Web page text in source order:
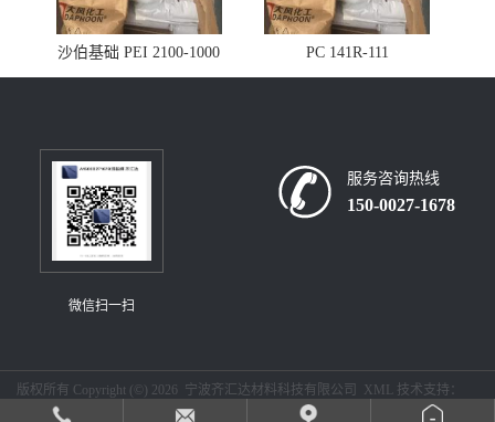
沙伯基础 PEI 2100-1000 PC 141R-111
微信扫一扫
服务咨询热线
150-0027-1678
版权所有 Copyright (©) 2026 宁波齐汇达材料科技有限公司 XML
技术支持：
盖德化工网